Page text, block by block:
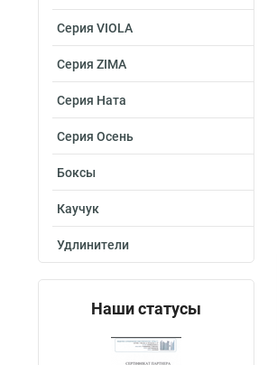
Серия VIOLA
Серия ZIMA
Серия Ната
Серия Осень
Боксы
Каучук
Удлинители
Наши статусы